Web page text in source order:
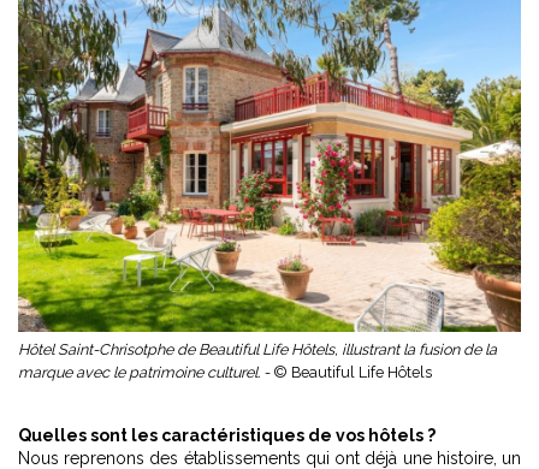
Hôtel Saint-Chrisotphe de Beautiful Life Hôtels, illustrant la fusion de la
marque avec le patrimoine culturel. - © Beautiful Life Hôtels
Quelles sont les caractéristiques de vos hôtels ?
Nous reprenons des établissements qui ont déjà une histoire, un